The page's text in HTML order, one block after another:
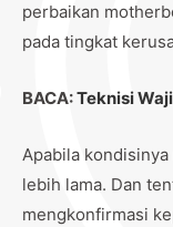
perbaikan
pada tingkat
BACA:Teknisi
Apabila
lebih lama. Dan
mengkonfirmasi